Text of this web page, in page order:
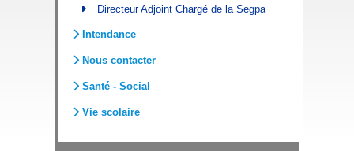
Directeur Adjoint Chargé de la Segpa
Intendance
Nous contacter
Santé - Social
Vie scolaire